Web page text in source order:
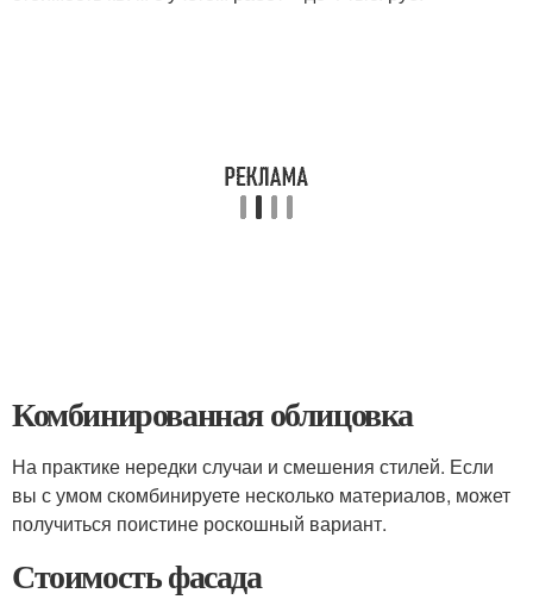
Комбинированная облицовка
На практике нередки случаи и смешения стилей. Если
вы с умом скомбинируете несколько материалов, может
получиться поистине роскошный вариант.
Стоимость фасада